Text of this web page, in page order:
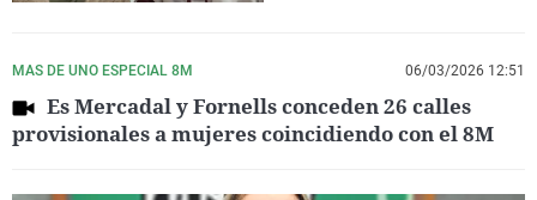
MAS DE UNO ESPECIAL 8M 06/03/2026 12:51
Es Mercadal y Fornells conceden 26 calles
provisionales a mujeres coincidiendo con el 8M